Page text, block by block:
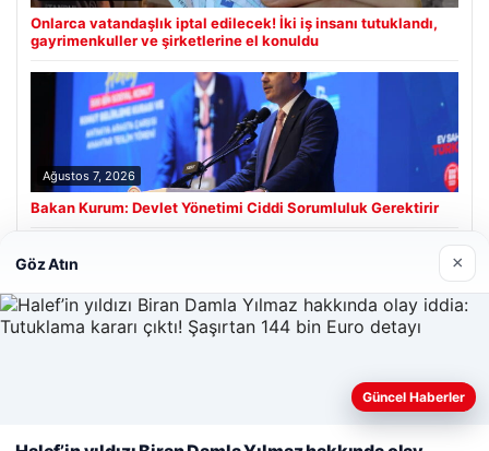
Onlarca vatandaşlık iptal edilecek! İki iş insanı tutuklandı,
gayrimenkuller ve şirketlerine el konuldu
Ağustos 7, 2026
Bakan Kurum: Devlet Yönetimi Ciddi Sorumluluk Gerektirir
Son Eklenen Firmalar
Web sitemizi nasıl kullandığınızı daha iyi anlayabilmek,
deneyiminizi kişiselleştirmek ve geliştirmek amacıyla çerezler
Göz Atın ×
Güncel Haberler